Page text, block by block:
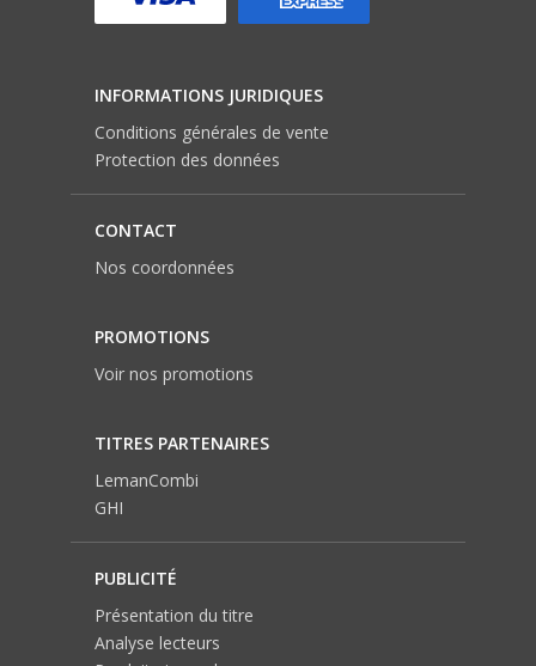
INFORMATIONS JURIDIQUES
Conditions générales de vente
Protection des données
CONTACT
Nos coordonnées
PROMOTIONS
Voir nos promotions
TITRES PARTENAIRES
LemanCombi
GHI
PUBLICITÉ
Présentation du titre
Analyse lecteurs